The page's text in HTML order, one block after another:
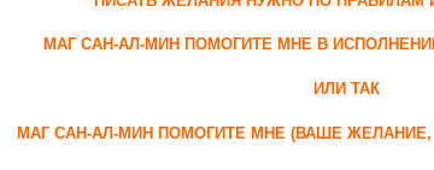
МАГ САН-АЛ-МИН ПОМОГИТЕ МНЕ В
ИЛИ ТАК
МАГ САН-АЛ-МИН ПОМОГИТЕ МНЕ (ВАШЕ